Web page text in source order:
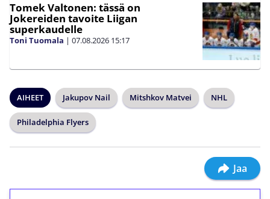
Tomek Valtonen: tässä on
Jokereiden tavoite Liigan
superkaudelle
Toni Tuomala | 07.08.2026 15:17
AIHEET Jakupov Nail Mitshkov Matvei NHL
Philadelphia Flyers
Jaa